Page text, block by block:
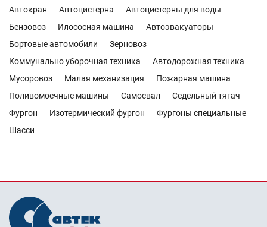
Автокран
Автоцистерна
Автоцистерны для воды
Бензовоз
Илососная машина
Автоэвакуаторы
Бортовые автомобили
Зерновоз
Коммунально уборочная техника
Автодорожная техника
Мусоровоз
Малая механизация
Пожарная машина
Поливомоечные машины
Самосвал
Седельный тягач
Фургон
Изотермический фургон
Фургоны специальные
Шасси